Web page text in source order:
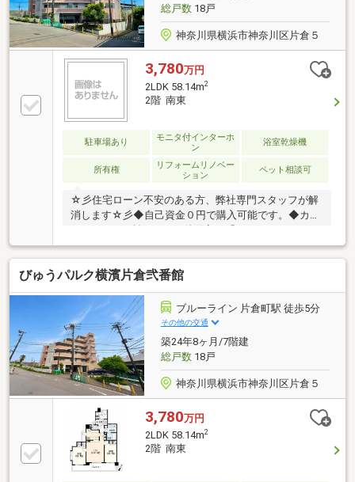
総戸数18戸
神奈川県横浜市神奈川区片倉５
3,780万円
2LDK 58.14m2
2階 南東
駐車場あり
モニタ付インターホ
ン
浴室乾燥機
所有権
リフォームリノベー
ション
ペット相談可
☆彡住宅ローン不安のある方、弊社専門スタッフが解
消します☆彡◆自己資金０円で購入可能です。◆カー
で解決します。◆勤続年数３ヶ月以内の方も低金利狙
えます。◆個人信用情報に不安のある方も、解決策を
ご提案します。どんなお悩みも諦める前にご相談下さ
い♪～物件見学について～◆全車ワンボックスカー、
チャイルドシート完備の為、お子様連れでも安心・快
適です。◆店舗にはキッズスペースやおむつ交換台あ
り、小さなお子様連れでも安心です。◆平日やお仕事
帰りの夜遅い時間帯もご案内可能です。◆ご指定の場
所まで無料送迎いたします。
びゅうパルク横濱片倉弐番館
ブルーライン 片倉町駅 徒歩5分
その他の交通
築24年8ヶ月/7階建
総戸数18戸
神奈川県横浜市神奈川区片倉５
3,780万円
2LDK 58.14m2
2階 南東